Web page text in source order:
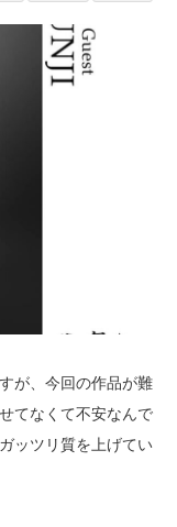
が、今回の作品が難
てなくて不安なんで
ッツリ質を上げてい